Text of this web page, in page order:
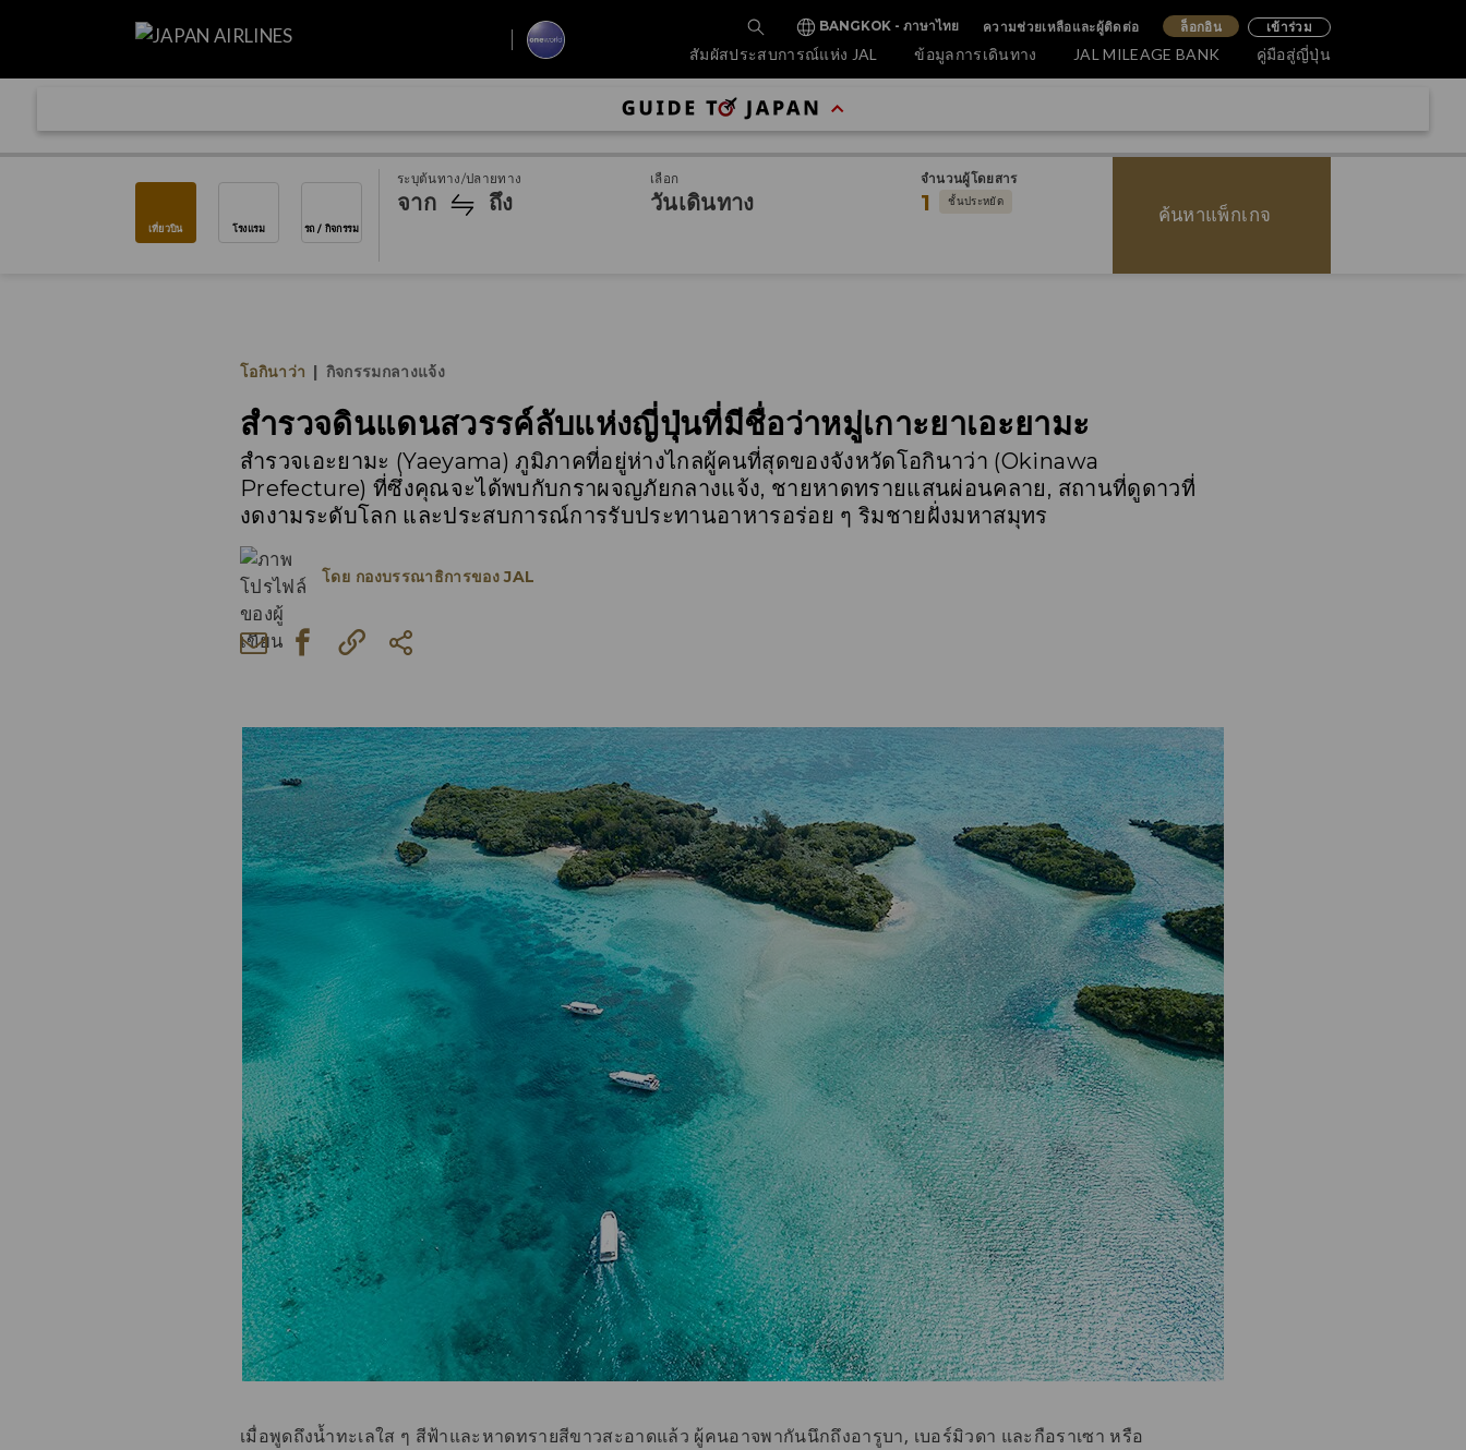
BANGKOK - ภาษาไทย ความช่วยเหลือและผู้ติดต่อ ล็อกอิน เข้าร่วม
สัมผัสประสบการณ์แห่ง JAL ข้อมูลการเดินทาง JAL MILEAGE BANK คู่มือสู่ญี่ปุ่น
เที่ยวบิน โรงแรม รถ / กิจกรรม
ระบุต้นทาง/ปลายทาง
จาก ถึง
เลือก
วันเดินทาง
จำนวนผู้โดยสาร
1 ชั้นประหยัด
ค้นหาแพ็กเกจ
โอกินาว่า | กิจกรรมกลางแจ้ง
สำรวจดินแดนสวรรค์ลับแห่งญี่ปุ่นที่มีชื่อว่าหมู่เกาะยาเอะยามะ
สำรวจเอะยามะ (Yaeyama) ภูมิภาคที่อยู่ห่างไกลผู้คนที่สุดของจังหวัดโอกินาว่า (Okinawa
Prefecture) ที่ซึ่งคุณจะได้พบกับกราผจญภัยกลางแจ้ง, ชายหาดทรายแสนผ่อนคลาย, สถานที่ดูดาวที่
งดงามระดับโลก และประสบการณ์การรับประทานอาหารอร่อย ๆ ริมชายฝั่งมหาสมุทร
โดย กองบรรณาธิการของ JAL
เมื่อพูดถึงน้ำทะเลใส ๆ สีฟ้าและหาดทรายสีขาวสะอาดแล้ว ผู้คนอาจพากันนึกถึงอารูบา, เบอร์มิวดา และกือราเซา หรือ